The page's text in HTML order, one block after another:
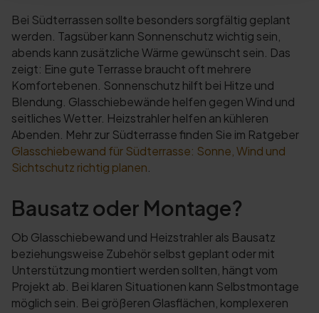
Bei Südterrassen sollte besonders sorgfältig geplant
werden. Tagsüber kann Sonnenschutz wichtig sein,
abends kann zusätzliche Wärme gewünscht sein. Das
zeigt: Eine gute Terrasse braucht oft mehrere
Komfortebenen. Sonnenschutz hilft bei Hitze und
Blendung. Glasschiebewände helfen gegen Wind und
seitliches Wetter. Heizstrahler helfen an kühleren
Abenden. Mehr zur Südterrasse finden Sie im Ratgeber
Glasschiebewand für Südterrasse: Sonne, Wind und
Sichtschutz richtig planen
Bausatz oder Montage?
Ob Glasschiebewand und Heizstrahler als Bausatz
beziehungsweise Zubehör selbst geplant oder mit
Unterstützung montiert werden sollten, hängt vom
Projekt ab. Bei klaren Situationen kann Selbstmontage
möglich sein. Bei größeren Glasflächen, komplexeren